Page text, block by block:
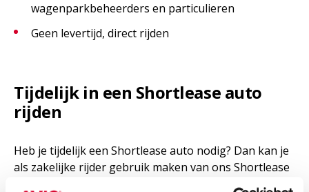
wagenparkbeheerders en particulieren
Geen levertijd, direct rijden
Tijdelijk in een Shortlease auto
rijden
Heb je tijdelijk een Shortlease auto nodig? Dan kan je
als zakelijke rijder gebruik maken van ons Shortlease
product: LeaseOnline. Bij LeaseOnline kan je rekenen